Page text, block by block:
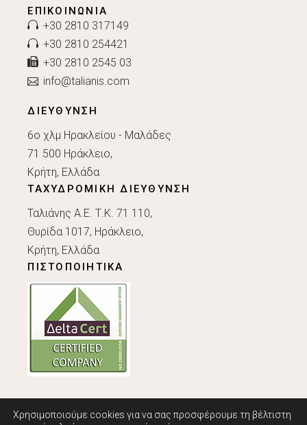
ΕΠΙΚΟΙΝΩΝΊΑ
+30 2810 317149
+30 2810 254421
+30 2810 2545 03
info@talianis.com
ΔΙΕΥΘΥΝΣΗ
6ο χλμ Ηρακλείου - Μαλάδες
71 500 Ηράκλειο,
Κρήτη, Ελλάδα
ΤΑΧΥΔΡΟΜΙΚΗ ΔΙΕΥΘΥΝΣΗ
Ταλιάνης Α.Ε. Τ.Κ. 71 110,
Θυρίδα 1017, Ηράκλειο,
Κρήτη, Ελλάδα
ΠΙΣΤΟΠΟΙΗΤΙΚΑ
Χρησιμοποιούμε cookies για να σας προσφέρουμε τη βέλτιστη